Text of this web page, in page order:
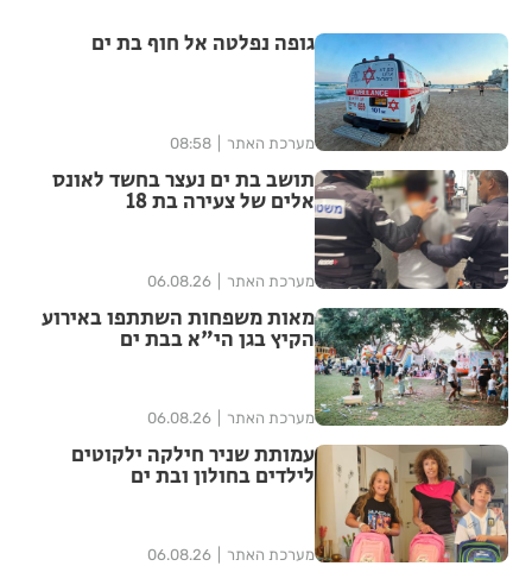
גופה נפלטה אל חוף בת ים
מערכת האתר 08:58
תושב בת ים נעצר בחשד לאונס
אלים של צעירה בת 18
מערכת האתר 06.08.26
מאות משפחות השתתפו באירוע
הקיץ בגן הי"א בבת ים
מערכת האתר 06.08.26
עמותת שניר חילקה ילקוטים
לילדים בחולון ובת ים
מערכת האתר 06.08.26